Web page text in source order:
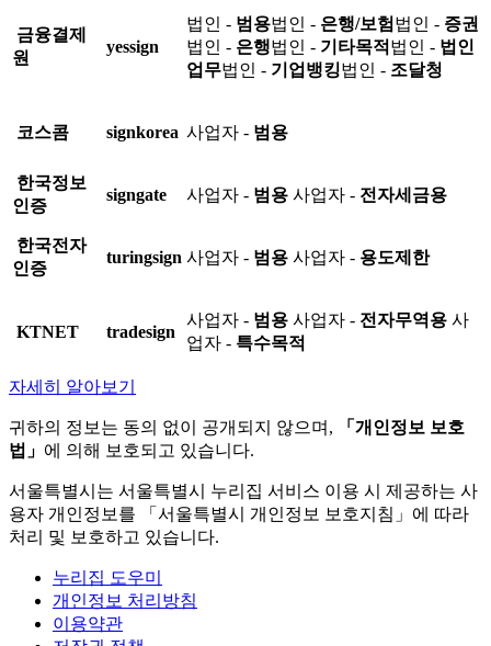
금융결제
원
yessign
법인 - 범용법인 - 은행/보험 법인 - 증권
법인 - 은행법인 - 기타목적 법인 - 법인
업무법인 - 기업뱅킹법인 - 조달청
코스콤 signkorea 사업자 - 범용
한국정보
인증
signgate 사업자 - 범용 사업자 - 전자세금용
한국전자
인증
turingsign 사업자 - 범용 사업자 - 용도제한
KTNET tradesign
사업자 - 범용 사업자 - 전자무역용 사
업자 - 특수목적
자세히 알아보기
귀하의 정보는 동의 없이 공개되지 않으며,
「개인정보 보호
법」 에 의해 보호되고 있습니다.
서울특별시는 서울특별시 누리집 서비스 이용 시 제공하는 사
용자 개인정보를 「서울특별시 개인정보 보호지침」에 따라
처리 및 보호하고 있습니다.
누리집 도우미
개인정보 처리방침
이용약관